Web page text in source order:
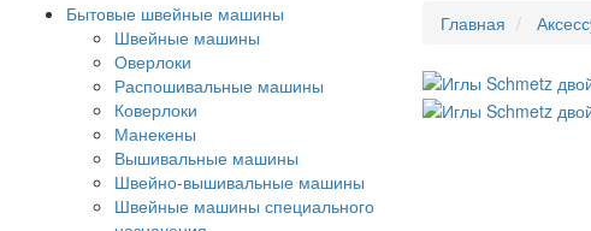
Бытовые швейные машины
Швейные машины
Оверлоки
Распошивальные машины
Коверлоки
Манекены
Вышивальные машины
Швейно-вышивальные машины
Швейные машины специального
Главная